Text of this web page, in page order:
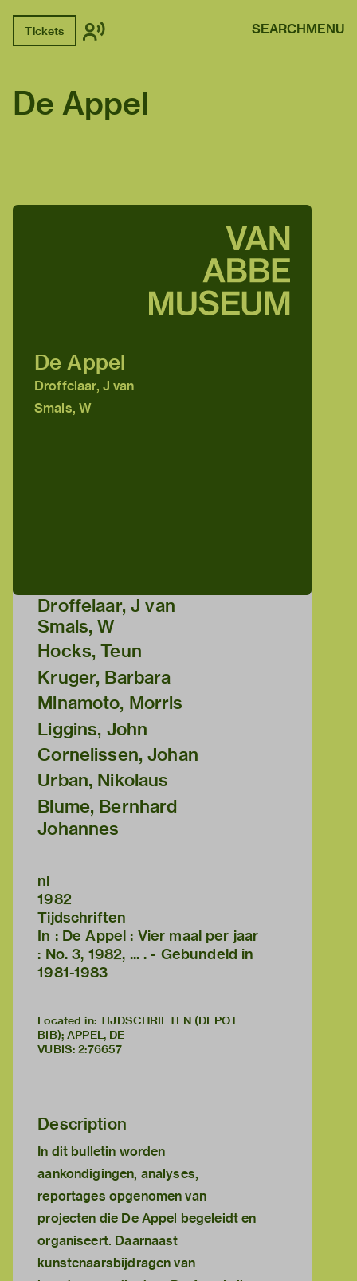
Tickets SEARCHMENU
De Appel
De Appel
Droffelaar, J van
Smals, W
Droffelaar, J van
Smals, W
Hocks, Teun
Kruger, Barbara
Minamoto, Morris
Liggins, John
Cornelissen, Johan
Urban, Nikolaus
Blume, Bernhard
Johannes
nl
1982
Tijdschriften
In : De Appel : Vier maal per jaar
: No. 3, 1982, ... . - Gebundeld in
1981-1983
Located in: TIJDSCHRIFTEN (DEPOT
BIB); APPEL, DE
VUBIS: 2:76657
Description
In dit bulletin worden
aankondigingen, analyses,
reportages opgenomen van
projecten die De Appel begeleidt en
organiseert. Daarnaast
kunstenaarsbijdragen van